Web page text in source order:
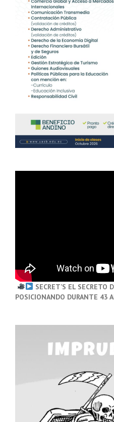
SECRET’S EL SECRETO
POSICIONANDO DURANTE 43